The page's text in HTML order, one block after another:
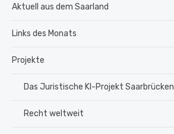
Aktuell aus dem Saarland
Links des Monats
Projekte
Das Juristische KI-Projekt Saarbrücken
Recht weltweit